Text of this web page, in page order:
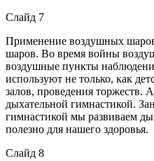
Слайд 7
Применение воздушных
шаров. Во время войны
воздушные пункты
используют не только, как
залов, проведения торжеств.
дыхательной гимнастикой.
гимнастикой мы развиваем
полезно для нашего здоровья.
Слайд 8